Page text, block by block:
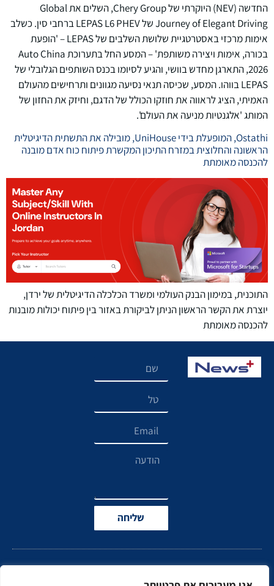
החדשה (NEV) היוקרתי של Chery Group, השלים את Global
Journey of Elegant Driving של LEPAS L6 PHEV ברחבי סין. כשלב
אימות מרכזי באסטרטגיית שלושת השלבים של LEPAS – 'הופעת
בכורה, אימות ויצירה משותפת' – המסע החל בתערוכת Auto China
2026, התארגן מחדש בוושי, והגיע לסיומו בכנס השותפים הגלובלי של
LEPAS בווהו. המסע, שכיסה תנאי נסיעה מגוונים ותרחישים מהעולם
האמיתי, הציג לראווה את חוזקו הכולל של הדגם, וחיזק את החזון של
המותג 'אלגנטיות מניעה את העולם'.
Ostathi, המופעלת בידי UniHouse, מובילה את התשתית הדיגיטלית
הראשונה והחלוצית במזרח התיכון המקשרת פיתוח כוח אדם מובנה
להכנסה מאומתת
התוכנית, במימון הבנק העולמי ומשרד הכלכלה הדיגיטלית של ירדן,
יוצרת את הקשר הראשון הניתן לביקורת באזור בין פיתוח יכולות מובנות
להכנסה מאומתת
שליחה